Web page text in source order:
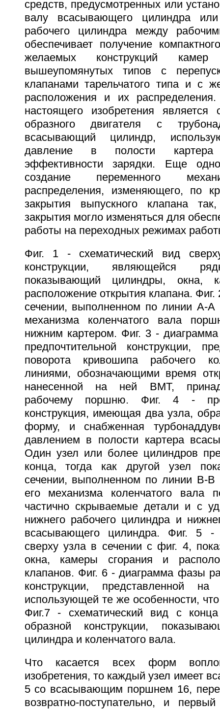
средств, предусмотренных или
валу всасывающего цилиндра
рабочего цилиндра между
обеспечивает получение
желаемых конструкций
вышеупомянутых типов с
клапанами тарельчатого типа и с
расположения и их
настоящего изобретения является
образного двигателя с
всасывающий цилиндр,
давление в полости
эффективности зарядки. Еще
создание переменного
распределения, изменяющего, по
закрытия выпускного клапана
закрытия могло изменяться для
работы на переходных режимах
Фиг. 1 - схематический вид
конструкции, являющейся
показывающий цилиндры, окна,
расположение открытия клапана.
сечении, выполненном по линии А-А
механизма коленчатого вала
нижним картером. Фиг. 3 -
предпочтительной конструкции,
поворота кривошипа рабочего
линиями, обозначающими время
нанесенной на ней ВМТ,
рабочему поршню. Фиг. 4 -
конструкция, имеющая два узла,
форму, и снабженная
давлением в полости картера
Один узел или более цилиндров
конца, тогда как другой узел
сечении, выполненном по линии B-B
его механизма коленчатого вала
частично скрываемые детали и с
нижнего рабочего цилиндра и
всасывающего цилиндра. Фиг. 5 -
сверху узла в сечении с фиг. 4,
окна, камеры сгорания и
клапанов. Фиг. 6 - диаграмма фазы
конструкции,
использующей те же особенности,
Фиг.7 - схематический вид с
образной конструкции,
цилиндра и коленчатого вала.
Что касается всех форм
изобретения, то каждый узел имеет
5 со всасывающим поршнем 16,
возвратно-поступательно, и